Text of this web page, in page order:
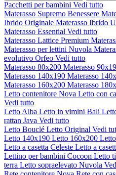
Pacchetti per bambini Vedi tutto
Materasso Supremo Benessere
Ibrido Originale Materasso Ibrido
Materasso Essential Vedi tutto
Materasso Lattice Premium
Materasso per lettini Nuvola
evolutivo Orfeo Vedi tutto
Materasso 80x200 Materasso
Materasso 140x190 Materasso
Materasso 160x200 Materasso
Letto contenitore Nova Letto con
Vedi tutto
Letto Alba Letto in vimini Bali
rattan Java Vedi tutto
Letto Bouclé Letto Original Vedi
Letto 140x190 Letto 160x200
Letto a casetta Celeste Letto a
Lettino per bambini Cocoon Letto
terra Letto sopraelevato Nuvola